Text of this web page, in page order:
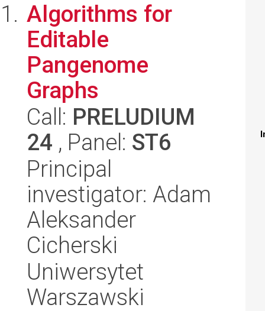
Algorithms for
Editable
Pangenome
Graphs
Call: PRELUDIUM
24 , Panel: ST6
Principal
investigator: Adam
Aleksander
Cicherski
Uniwersytet
Warszawski